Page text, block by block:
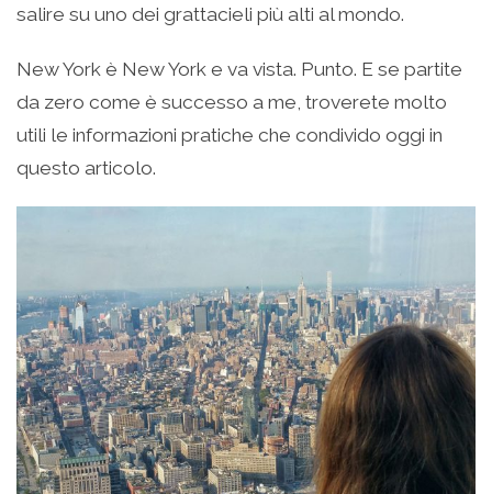
salire su uno dei grattacieli più alti al mondo.
New York è New York e va vista. Punto. E se partite
da zero come è successo a me, troverete molto
utili le informazioni pratiche che condivido oggi in
questo articolo.